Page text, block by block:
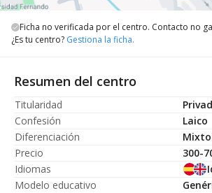
Ficha no verificada por el centro. Contacto no
¿Es tu centro? Gestiona la ficha.
Resumen del centro
Titularidad
Confesión
Laico
Diferenciación
Mixto
Precio
300-
Idiomas
Modelo educativo